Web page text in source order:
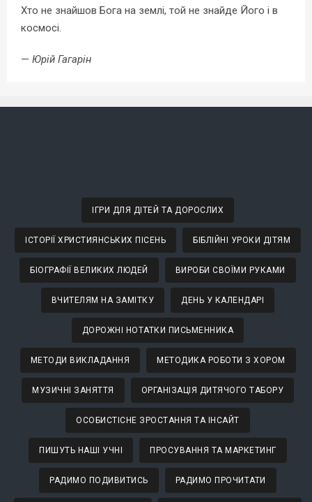
Хто не знайшов Бога на землі, той не знайде Його і в
космосі.
— Юрій Гагарін
ІГРИ ДЛЯ ДІТЕЙ ТА ДОРОСЛИХ
ІСТОРІЇ ХРИСТИЯНСЬКИХ ПІСЕНЬ БІБЛІЙНІ УРОКИ ДІТЯМ
БІОГРАФІЇ ВЕЛИКИХ ЛЮДЕЙ ВИРОБИ СВОЇМИ РУКАМИ
ВЧИТЕЛЯМ НА ЗАМІТКУ ДЕНЬ У КАЛЕНДАРІ
ДОРОЖНІ НОТАТКИ ПИСЬМЕННИКА
МЕТОДИ ВИКЛАДАННЯ МЕТОДИКА РОБОТИ З ХОРОМ
МУЗИЧНІ ЗАНЯТТЯ ОРГАНІЗАЦІЯ ДИТЯЧОГО ТАБОРУ
ОСОБИСТІСНЕ ЗРОСТАННЯ ТА ІНСАЙТ
ПИШУТЬ НАШІ УЧНІ ПРОСУВАННЯ ТА МАРКЕТИНГ
РАДИМО ПОДИВИТИСЬ РАДИМО ПРОЧИТАТИ